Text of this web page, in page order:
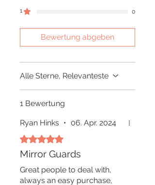
1 0
Bewertung abgeben
Alle Sterne, Relevanteste
1 Bewertung
Ryan Hinks • 06. Apr. 2024
Mit 5 von 5 Sternen bewertet.
Mirror Guards
Great people to deal with,
always an easy purchase,